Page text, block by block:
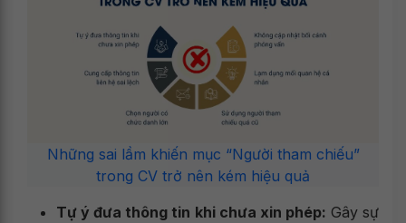
Những sai lầm khiến mục “Người tham chiếu”
trong CV trở nên kém hiệu quả
Tự ý đưa thông tin khi chưa xin phép: Gây sự